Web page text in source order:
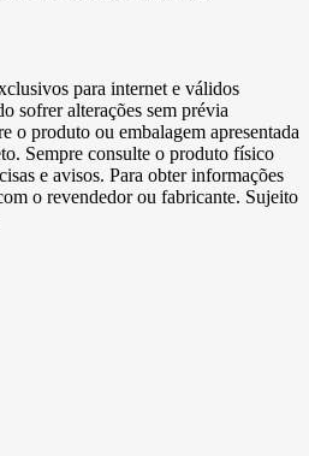
para internet e válidos
sofrer alterações sem prévia
o produto ou embalagem apresentada
Sempre consulte o produto físico
e avisos. Para obter informações
o revendedor ou fabricante. Sujeito